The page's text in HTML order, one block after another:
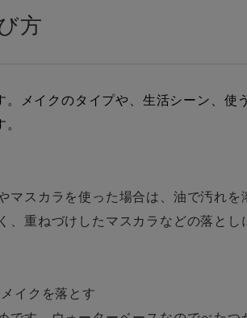
方
メイクのタイプや、生活シーン、使
マスカラを使った場合は、油で汚れ
、重ねづけしたマスカラなどの落とし
イクを落とす